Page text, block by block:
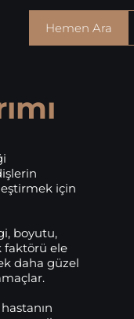
Hemen Ara
için
boyutu,
faktörü ele
daha güzel